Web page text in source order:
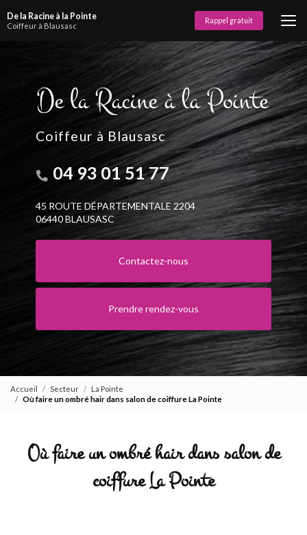
au
contenu
De la Racine à la Pointe
Coiffeur à Blausasc
Rappel gratuit
Coiffeur à Blausasc
04 93 01 51 77
45 ROUTE DÉPARTEMENTALE 2204
06440 BLAUSASC
Contactez-nous
Prendre rendez-vous
Accueil Secteur
La Pointe
Où faire un ombré hair dans salon de coiffure La Pointe
Où faire un ombré hair dans salon de
coiffure La Pointe